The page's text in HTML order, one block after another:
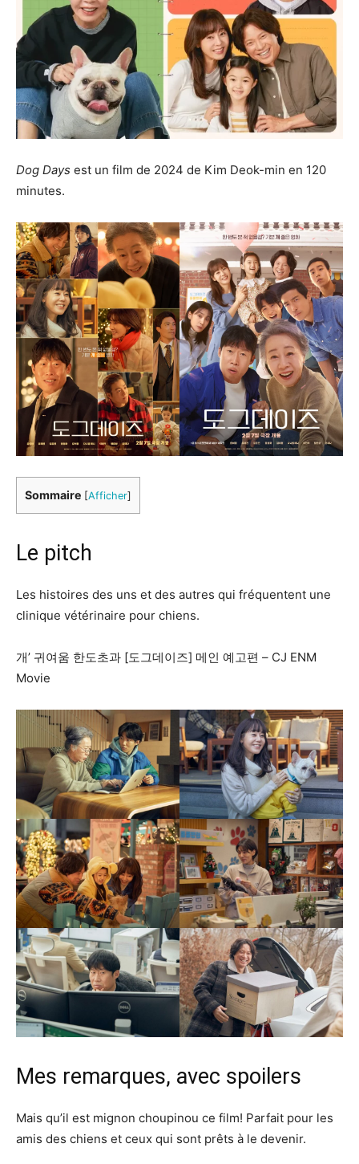
Dog Days est un film de 2024 de Kim Deok-min en 120
minutes.
Sommaire [Afficher]
Le pitch
Les histoires des uns et des autres qui fréquentent une
clinique vétérinaire pour chiens.
개’ 귀여움 한도초과 [도그데이즈] 메인 예고편 – CJ ENM
Movie
Mes remarques, avec spoilers
Mais qu’il est mignon choupinou ce film! Parfait pour les
amis des chiens et ceux qui sont prêts à le devenir.